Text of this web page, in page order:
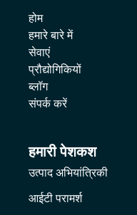
होम
हमारे बारे में
सेवाएं
प्रौद्योगिकियों
ब्लॉग
संपर्क करें
हमारी पेशकश
उत्पाद अभियांत्रिकी
आईटी परामर्श